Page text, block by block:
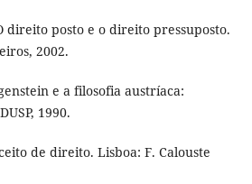
direito posto e o direito pressuposto.
2002.
e a filosofia austríaca:
1990.
de direito. Lisboa: F. Calouste